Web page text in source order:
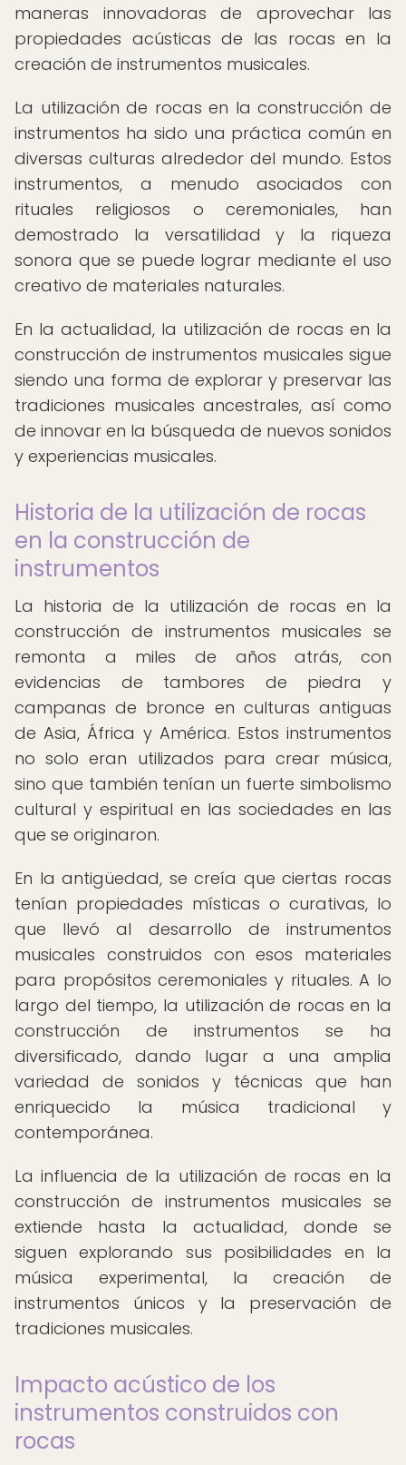
maneras innovadoras de aprovechar las
propiedades acústicas de las rocas en la
creación de instrumentos musicales.
La utilización de rocas en la construcción de
instrumentos ha sido una práctica común en
diversas culturas alrededor del mundo. Estos
instrumentos, a menudo asociados con
rituales religiosos o ceremoniales, han
demostrado la versatilidad y la riqueza
sonora que se puede lograr mediante el uso
creativo de materiales naturales.
En la actualidad, la utilización de rocas en la
construcción de instrumentos musicales sigue
siendo una forma de explorar y preservar las
tradiciones musicales ancestrales, así como
de innovar en la búsqueda de nuevos sonidos
y experiencias musicales.
Historia de la utilización de rocas
en la construcción de
instrumentos
La historia de la utilización de rocas en la
construcción de instrumentos musicales se
remonta a miles de años atrás, con
evidencias de tambores de piedra y
campanas de bronce en culturas antiguas
de Asia, África y América. Estos instrumentos
no solo eran utilizados para crear música,
sino que también tenían un fuerte simbolismo
cultural y espiritual en las sociedades en las
que se originaron.
En la antigüedad, se creía que ciertas rocas
tenían propiedades místicas o curativas, lo
que llevó al desarrollo de instrumentos
musicales construidos con esos materiales
para propósitos ceremoniales y rituales. A lo
largo del tiempo, la utilización de rocas en la
construcción de instrumentos se ha
diversificado, dando lugar a una amplia
variedad de sonidos y técnicas que han
enriquecido la música tradicional y
contemporánea.
La influencia de la utilización de rocas en la
construcción de instrumentos musicales se
extiende hasta la actualidad, donde se
siguen explorando sus posibilidades en la
música experimental, la creación de
instrumentos únicos y la preservación de
tradiciones musicales.
Impacto acústico de los
instrumentos construidos con
rocas